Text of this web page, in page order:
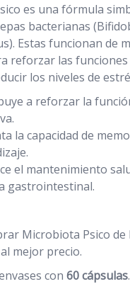
es una fórmula
bacterianas
Estas funcionan de
reforzar las
los niveles de
a reforzar la
la capacidad de
el mantenimiento
gastrointestinal.
Microbiota Psico de
mejor precio.
con 60 cápsulas.